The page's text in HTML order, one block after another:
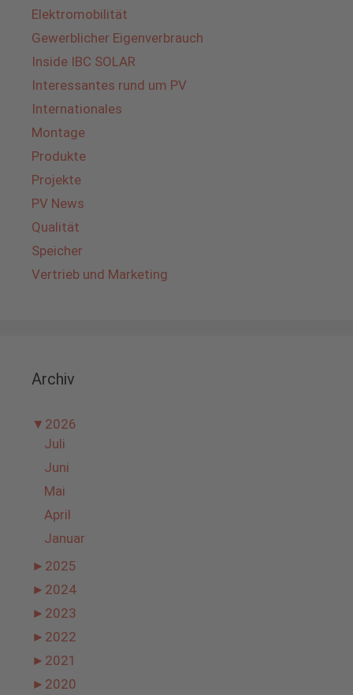
Elektromobilität
Gewerblicher Eigenverbrauch
Inside IBC SOLAR
Interessantes rund um PV
Internationales
Montage
Produkte
Projekte
PV News
Qualität
Speicher
Vertrieb und Marketing
Archiv
▼ 2026
Juli
Juni
Mai
April
Januar
► 2025
► 2024
► 2023
► 2022
► 2021
► 2020